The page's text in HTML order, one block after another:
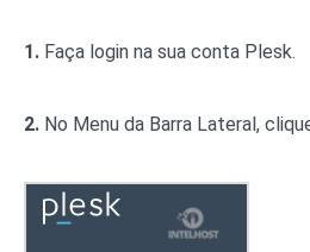
1. Faça login na sua conta Plesk.
2. No Menu da Barra Lateral,